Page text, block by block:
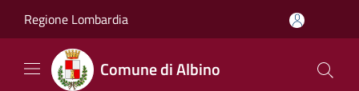
Regione Lombardia
Comune di Albino